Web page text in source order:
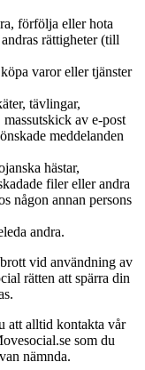
förfölja eller hota
rättigheter (till
varor eller tjänster
tävlingar,
av e-post
meddelanden
hästar,
filer eller andra
någon annan persons
andra.
vid användning av
rätten att spärra din
att alltid kontakta vår
som du
nämnda.